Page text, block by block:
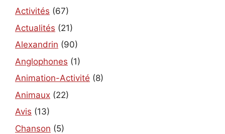
Activités (67)
Actualités (21)
Alexandrin (90)
Anglophones (1)
Animation-Activité (8)
Animaux (22)
Avis (13)
Chanson (5)